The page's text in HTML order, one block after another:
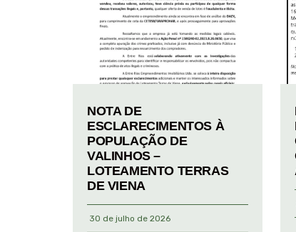
NOTA DE
ESCLARECIMENTOS À
POPULAÇÃO DE
VALINHOS –
LOTEAMENTO TERRAS
DE VIENA
30 de julho de 2026